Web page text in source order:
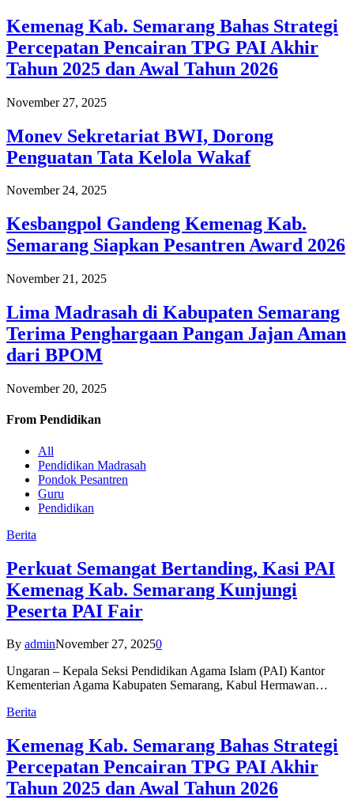
Kemenag Kab. Semarang Bahas Strategi
Percepatan Pencairan TPG PAI Akhir
Tahun 2025 dan Awal Tahun 2026
November 27, 2025
Monev Sekretariat BWI, Dorong
Penguatan Tata Kelola Wakaf
November 24, 2025
Kesbangpol Gandeng Kemenag Kab.
Semarang Siapkan Pesantren Award 2026
November 21, 2025
Lima Madrasah di Kabupaten Semarang
Terima Penghargaan Pangan Jajan Aman
dari BPOM
November 20, 2025
From Pendidikan
All
Pendidikan Madrasah
Pondok Pesantren
Guru
Pendidikan
Berita
Perkuat Semangat Bertanding, Kasi PAI
Kemenag Kab. Semarang Kunjungi
Peserta PAI Fair
By adminNovember 27, 20250
Ungaran – Kepala Seksi Pendidikan Agama Islam (PAI) Kantor
Kementerian Agama Kabupaten Semarang, Kabul Hermawan…
Berita
Kemenag Kab. Semarang Bahas Strategi
Percepatan Pencairan TPG PAI Akhir
Tahun 2025 dan Awal Tahun 2026